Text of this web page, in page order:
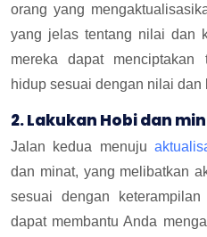
orang yang
yang jelas tentang nilai dan
mereka dapat
hidup sesuai dengan nilai dan
2. Lakukan Hobi dan
Jalan kedua menuju
dan minat, yang melibatkan
sesuai dengan
dapat membantu Anda